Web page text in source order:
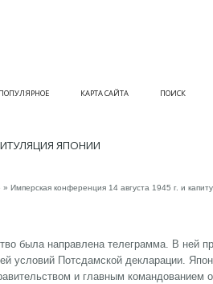
ПОПУЛЯРНОЕ КАРТА САЙТА ПОИСК
ЯПОНИИ
» Имперская конференция 14 августа 1945 г. и
была направлена телеграмма. В ней
условий Потсдамской декларации.
и главным командованием